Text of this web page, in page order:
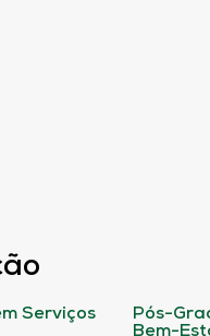
Serviços
Pós-
Bem-